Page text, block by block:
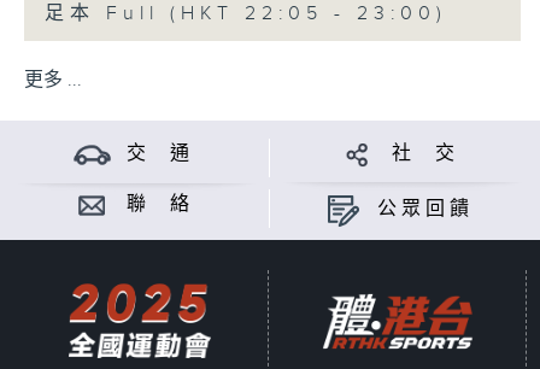
足本 Full (HKT 22:05 - 23:00)
更多 ...
交 通 社 交
聯 絡 公眾回饋